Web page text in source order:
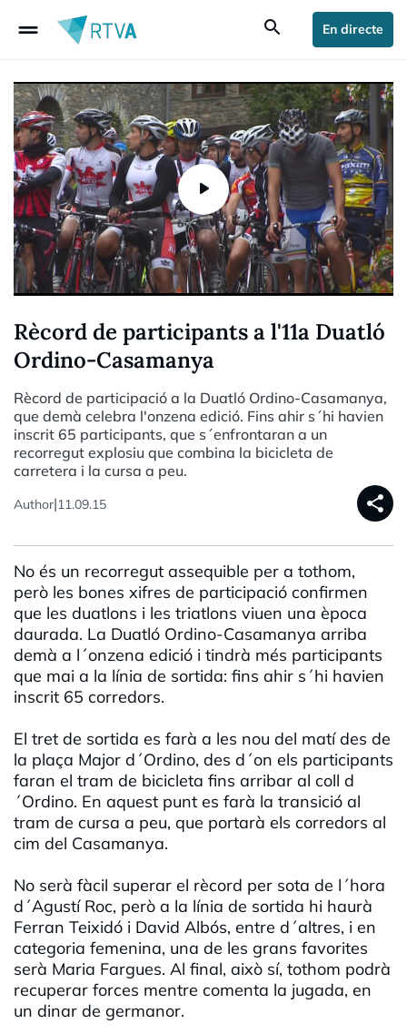
drag_handle search En directe
Rècord de participants a l'11a Duatló
Ordino-Casamanya
Rècord de participació a la Duatló Ordino-Casamanya,
que demà celebra l'onzena edició. Fins ahir s´hi havien
inscrit 65 participants, que s´enfrontaran a un
recorregut explosiu que combina la bicicleta de
carretera i la cursa a peu.
Author|11.09.15 share
No és un recorregut assequible per a tothom,
però les bones xifres de participació confirmen
que les duatlons i les triatlons viuen una època
daurada. La Duatló Ordino-Casamanya arriba
demà a l´onzena edició i tindrà més participants
que mai a la línia de sortida: fins ahir s´hi havien
inscrit 65 corredors.
El tret de sortida es farà a les nou del matí des de
la plaça Major d´Ordino, des d´on els participants
faran el tram de bicicleta fins arribar al coll d
´Ordino. En aquest punt es farà la transició al
tram de cursa a peu, que portarà els corredors al
cim del Casamanya.
No serà fàcil superar el rècord per sota de l´hora
d´Agustí Roc, però a la línia de sortida hi haurà
Ferran Teixidó i David Albós, entre d´altres, i en
categoria femenina, una de les grans favorites
serà Maria Fargues. Al final, això sí, tothom podrà
recuperar forces mentre comenta la jugada, en
un dinar de germanor.